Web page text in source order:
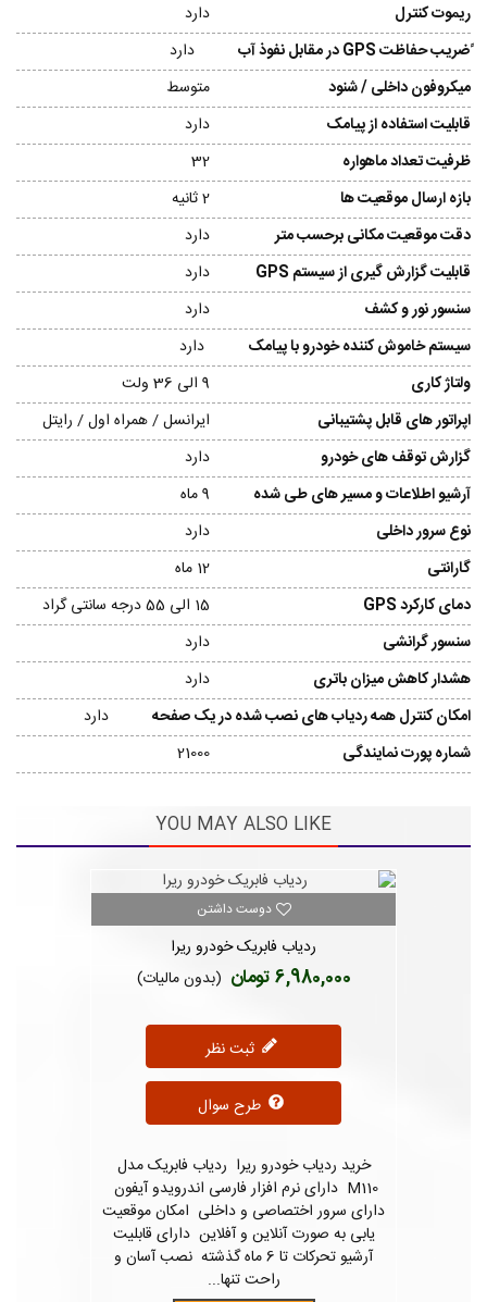
ریموت کنترل
دارد
ًضریب حفاظت GPS در مقابل نفوذ آب
دارد
میکروفون داخلی / شنود
متوسط
قابلیت استفاده از پیامک
دارد
ظرفیت تعداد ماهواره
32
بازه ارسال موقعیت ها
2 ثانیه
دقت موقعیت مکانی برحسب متر
دارد
قابلیت گزارش گیری از سیستم GPS
دارد
سنسور نور و کشف
دارد
سیستم خاموش کننده خودرو با پیامک
دارد
ولتاژ کاری
9 الی 36 ولت
اپراتور های قابل پشتیبانی
ایرانسل / همراه اول / رایتل
گزارش توقف های خودرو
دارد
آرشیو اطلاعات و مسیر های طی شده
9 ماه
نوع سرور داخلی
دارد
گارانتی
12 ماه
دمای کارکرد GPS
15 الی 55 درجه سانتی گراد
سنسور گرانشی
دارد
هشدار کاهش میزان باتری
دارد
امکان کنترل همه ردیاب های نصب شده در یک صفحه
دارد
شماره پورت نمایندگی
21000
YOU MAY ALSO LIKE
دوست داشتن
ردیاب فابریک خودرو ریرا
6,980,000 تومان (بدون مالیات)
ثبت نظر
خرید ردیاب خودرو ریرا ردیاب فابریک مدل
M110 دارای نرم افزار فارسی اندرویدو آیفون
دارای سرور اختصاصی و داخلی امکان موقعیت
یابی به صورت آنلاین و آفلاین دارای قابلیت
آرشیو تحرکات تا 6 ماه گذشته نصب آسان و
راحت تنها...